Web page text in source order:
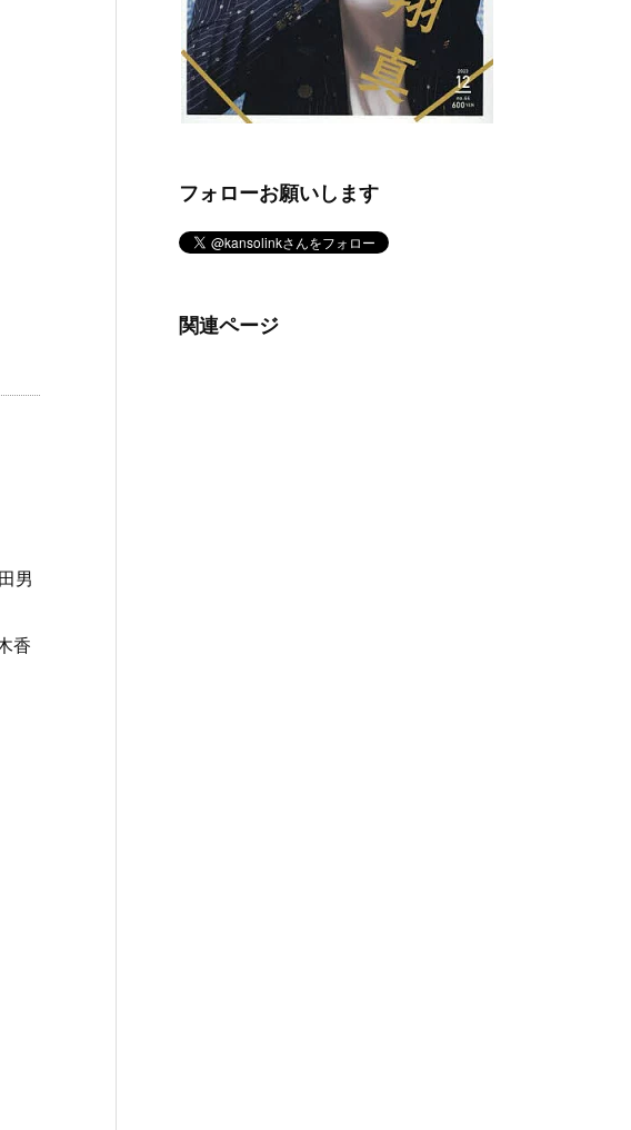
男
香
フォローお願いします
関連ページ